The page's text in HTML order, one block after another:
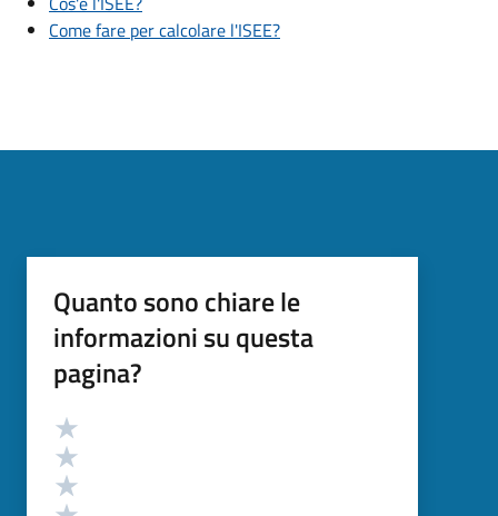
Come fare per calcolare l'ISEE?
Quanto sono chiare le
informazioni su questa
pagina?
Valutazione